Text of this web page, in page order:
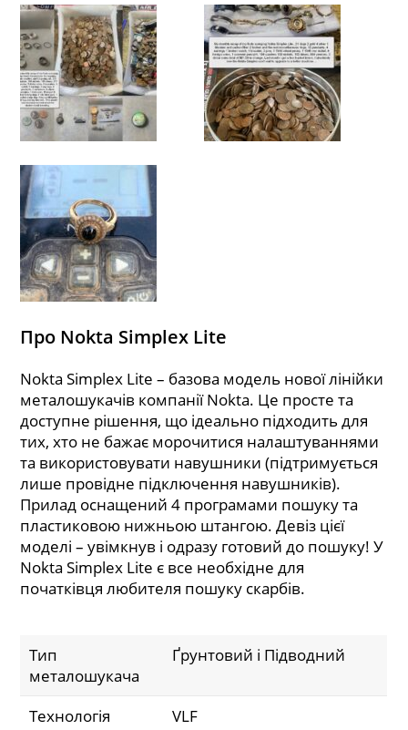
Про Nokta Simplex Lite
Nokta Simplex Lite – базова модель нової лінійки
металошукачів компанії Nokta. Це просте та
доступне рішення, що ідеально підходить для
тих, хто не бажає морочитися налаштуваннями
та використовувати навушники (підтримується
лише провідне підключення навушників).
Прилад оснащений 4 програмами пошуку та
пластиковою нижньою штангою. Девіз цієї
моделі – увімкнув і одразу готовий до пошуку! У
Nokta Simplex Lite є все необхідне для
початківця любителя пошуку скарбів.
Тип
металошукача
Ґрунтовий і Підводний
Технологія
VLF